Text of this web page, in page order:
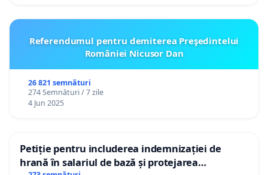
Referendumul pentru demiterea Preşedintelui
României Nicusor Dan
26 821 semnături
274 Semnături / 7 zile
4 Jun 2025
Petiție pentru includerea indemnizației de
hrană în salariul de bază și protejarea